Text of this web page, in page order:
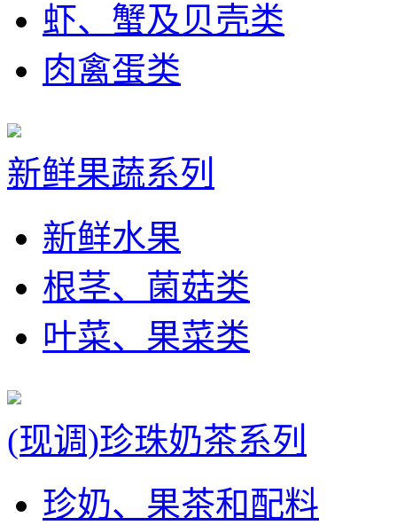
虾、蟹及贝壳类
肉禽蛋类
新鲜果蔬系列
新鲜水果
根茎、菌菇类
叶菜、果菜类
(现调)珍珠奶茶系列
珍奶、果茶和配料